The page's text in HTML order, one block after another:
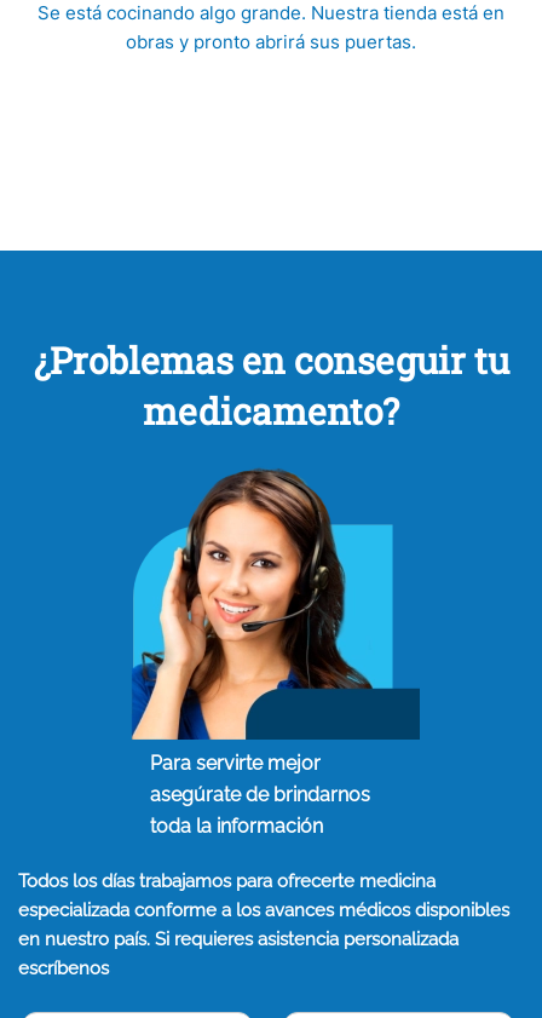
Se está cocinando algo grande. Nuestra tienda está en
obras y pronto abrirá sus puertas.
¿Problemas en conseguir tu
medicamento?
Para servirte mejor
asegúrate de brindarnos
toda la información
Todos los días trabajamos para ofrecerte medicina
especializada conforme a los avances médicos disponibles
en nuestro país. Si requieres asistencia personalizada
escríbenos